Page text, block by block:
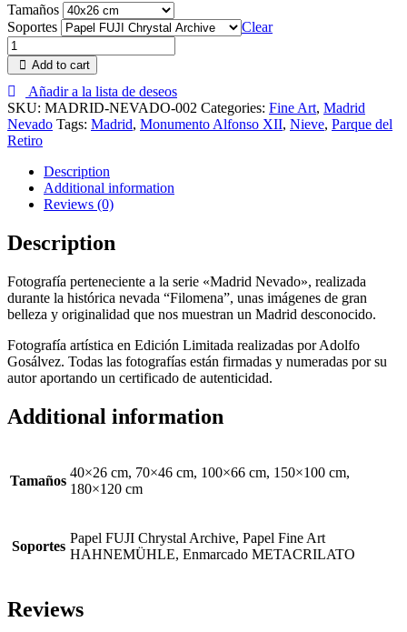
Tamaños
Soportes
Clear
Add to cart
Añadir a la lista de deseos
SKU: MADRID-NEVADO-002 Categories: Fine Art, Madrid
Nevado Tags: Madrid, Monumento Alfonso XII, Nieve, Parque del
Retiro
Description
Additional information
Reviews (0)
Description
Fotografía perteneciente a la serie «Madrid Nevado», realizada
durante la histórica nevada “Filomena”, unas imágenes de gran
belleza y originalidad que nos muestran un Madrid desconocido.
Fotografía artística en Edición Limitada realizadas por Adolfo
Gosálvez. Todas las fotografías están firmadas y numeradas por su
autor aportando un certificado de autenticidad.
Additional information
Tamaños
40×26 cm, 70×46 cm, 100×66 cm, 150×100 cm,
180×120 cm
Soportes
Papel FUJI Chrystal Archive, Papel Fine Art
HAHNEMÜHLE, Enmarcado METACRILATO
Reviews